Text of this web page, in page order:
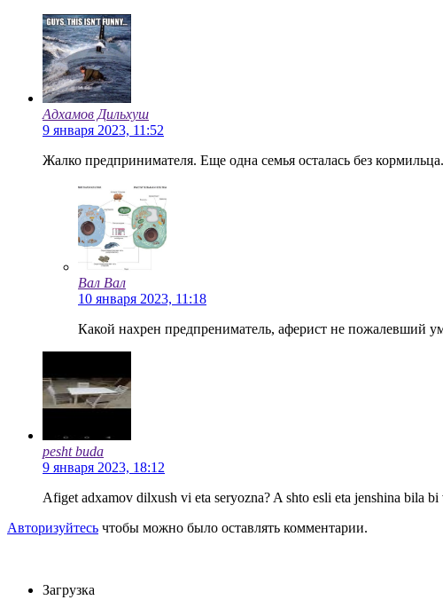
Адхамов Дильхуш
9 января 2023, 11:52
Жалко предпринимателя. Еще одна семья осталась без кормильца.
Вал Вал
10 января 2023, 11:18
Какой нахрен предпрениматель, аферист не
pesht buda
9 января 2023, 18:12
Afiget adxamov dilxush vi eta seryozna? A shto esli eta jenshina bila bi
Авторизуйтесь чтобы можно было оставлять комментарии.
Загрузка